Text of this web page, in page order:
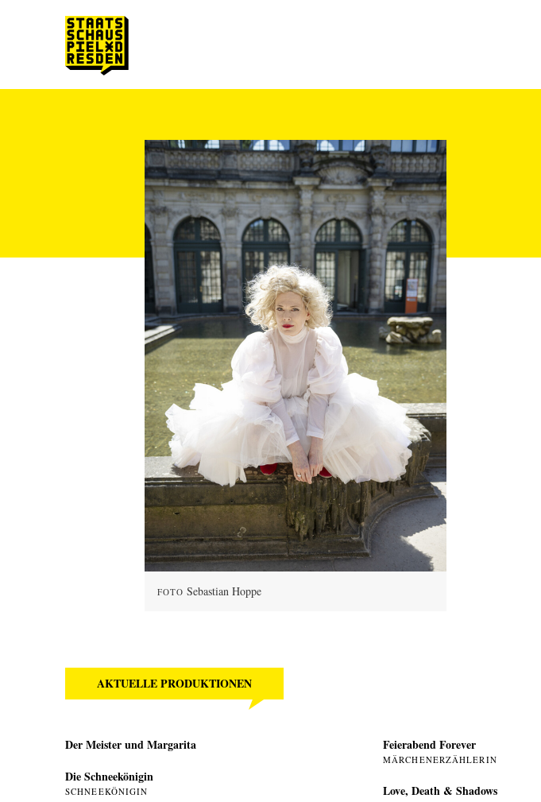
FOTO Sebastian Hoppe
AKTUELLE PRODUKTIONEN
Der Meister und Margarita
Die Schneekönigin
SCHNEEKÖNIGIN
Feierabend Forever
MÄRCHENERZÄHLERIN
Love, Death & Shadows